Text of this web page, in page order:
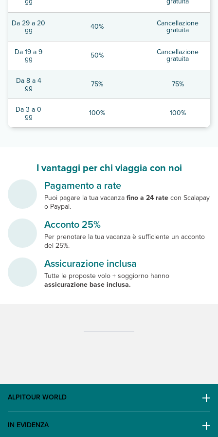
Da 29 a 20
gg 40% Cancellazione
gratuita
Da 19 a 9
gg 50% Cancellazione
gratuita
Da 8 a 4
gg 75% 75%
Da 3 a 0
gg 100% 100%
I vantaggi per chi viaggia con noi
Pagamento a rate
Puoi pagare la tua vacanzafino a 24 ratecon Scalapay
o Paypal.
Acconto 25%
Per prenotare la tua vacanza è sufficiente un acconto
del 25%.
Assicurazione inclusa
Tutte le proposte volo + soggiorno hanno
assicurazione base inclusa.
ALPITOUR WORLD
AWARD
IN EVIDENZA